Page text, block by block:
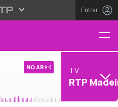
Entrar
NO AR TV
RTP